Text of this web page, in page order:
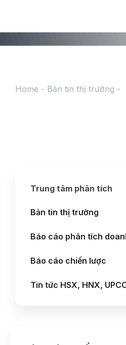
Home - Bản tin thị trường -
Trung tâm phân tích
Bản tin thị trường
Báo cáo phân tích
Báo cáo chiến lược
Tin tức HSX, HNX,